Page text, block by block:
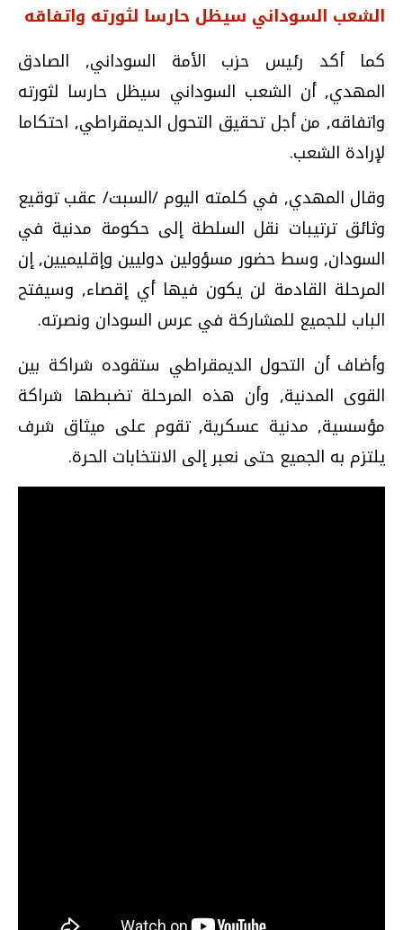
الشعب السوداني سيظل حارسا لثورته واتفاقه
كما أكد رئيس حزب الأمة السوداني, الصادق
المهدي, أن الشعب السوداني سيظل حارسا لثورته
واتفاقه, من أجل تحقيق التحول الديمقراطي, احتكاما
لإرادة الشعب.
وقال المهدي, في كلمته اليوم /السبت/ عقب توقيع
وثائق ترتيبات نقل السلطة إلى حكومة مدنية في
السودان, وسط حضور مسؤولين دوليين وإقليميين, إن
المرحلة القادمة لن يكون فيها أي إقصاء, وسيفتح
الباب للجميع للمشاركة في عرس السودان ونصرته.
وأضاف أن التحول الديمقراطي ستقوده شراكة بين
القوى المدنية, وأن هذه المرحلة تضبطها شراكة
مؤسسية, مدنية عسكرية, تقوم على ميثاق شرف
يلتزم به الجميع حتى نعبر إلى الانتخابات الحرة.